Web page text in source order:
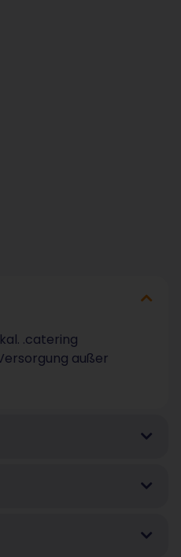
.catering
außer